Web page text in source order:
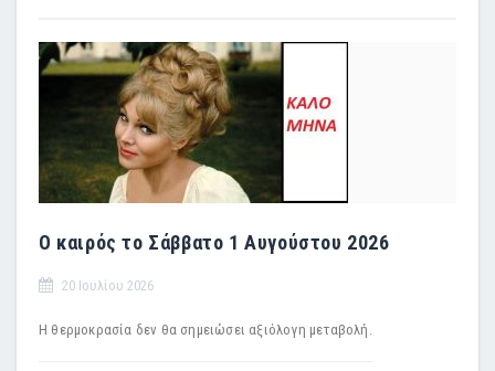
Ο καιρός το Σάββατο 1 Αυγούστου 2026
20 Ιουλίου 2026
Η θερμοκρασία δεν θα σημειώσει αξιόλογη μεταβολή.